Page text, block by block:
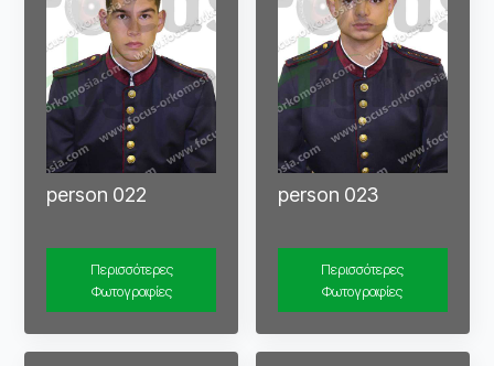
person 022
Περισσότερες
Φωτογραφίες
person 023
Περισσότερες
Φωτογραφίες